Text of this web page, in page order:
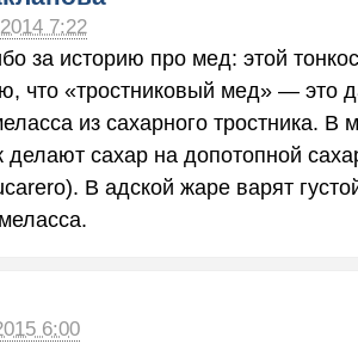
7:22
за историю про мед: этой
что «тростниковый мед» — это
из сахарного тростника. В
делают сахар на допотопной
В адской жаре варят
6:00